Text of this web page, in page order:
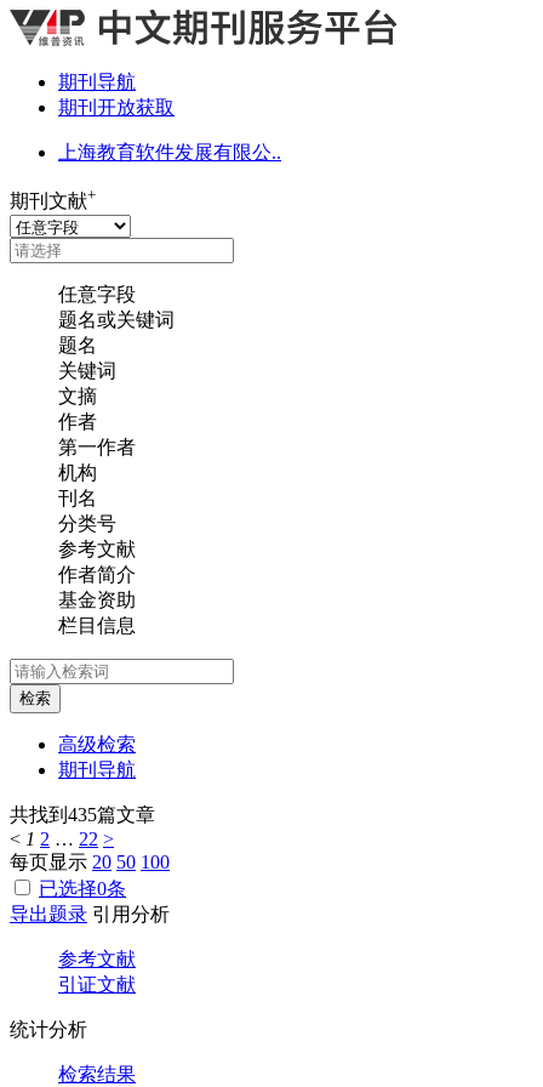
期刊导航
期刊开放获取
上海教育软件发展有限公..
期刊文献+
任意字段
题名或关键词
题名
关键词
文摘
作者
第一作者
机构
刊名
分类号
参考文献
作者简介
基金资助
栏目信息
检索
高级检索
期刊导航
共找到 435篇文章
< 1 2 … 22 >
每页显示 20 50 100
已选择0条
导出题录 引用分析
参考文献
引证文献
统计分析
检索结果